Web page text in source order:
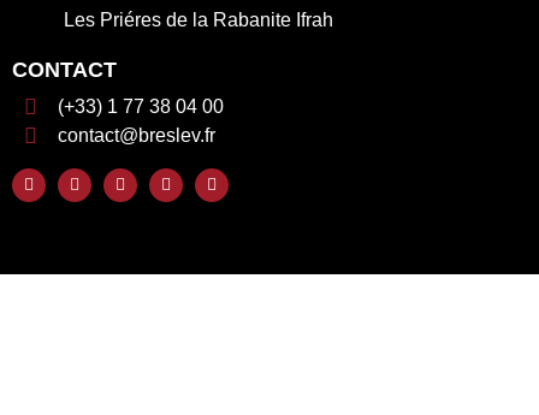
Les Priéres de la Rabanite Ifrah
CONTACT
(+33) 1 77 38 04 00
contact@breslev.fr